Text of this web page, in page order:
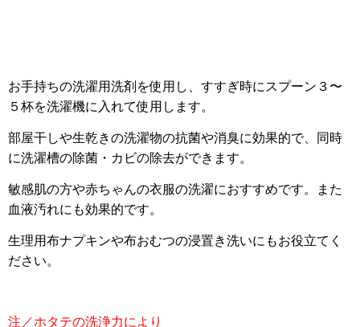
お手持ちの洗濯用洗剤を使用し、すすぎ時にスプーン３〜
５杯を洗濯機に入れて使用します。
部屋干しや生乾きの洗濯物の抗菌や消臭に効果的で、同時
に洗濯槽の除菌・カビの除去ができます。
敏感肌の方や赤ちゃんの衣服の洗濯におすすめです。また
血液汚れにも効果的です。
生理用布ナプキンや布おむつの浸置き洗いにもお役立てく
ださい。
注／ホタテの洗浄力により